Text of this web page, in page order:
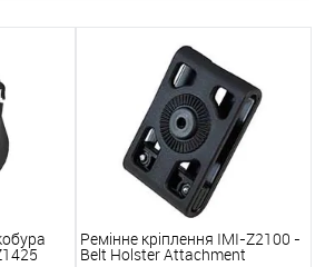
Ремінне кріплення IMI-Z2100 -
Belt Holster Attachment